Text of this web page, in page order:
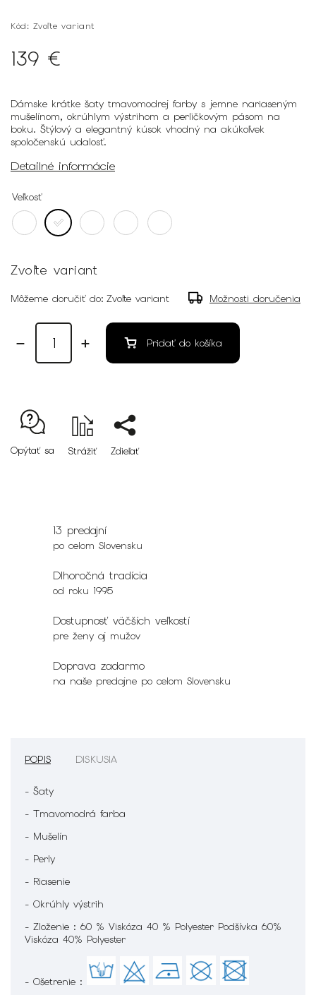
Kód: Zvoľte variant
139 €
Dámske krátke šaty tmavomodrej farby s jemne nariaseným
mušelínom, okrúhlym výstrihom a perličkovým pásom na
boku. Štýlový a elegantný kúsok vhodný na akúkoľvek
spoločenskú udalosť.
Detailné informácie
Veľkosť
Zvoľte variant
Môžeme doručiť do: Zvoľte variant Možnosti doručenia
Pridať do košíka
Opýtať sa Strážiť Zdieľať
13 predajní
po celom Slovensku
Dlhoročná tradícia
od roku 1995
Dostupnosť väčších veľkostí
pre ženy aj mužov
Doprava zadarmo
na naše predajne po celom Slovensku
POPIS DISKUSIA
- Šaty
- Tmavomodrá farba
- Mušelín
- Perly
- Riasenie
- Okrúhly výstrih
- Zloženie : 60 % Viskóza 40 % Polyester Podšívka 60%
Viskóza 40% Polyester
- Ošetrenie :